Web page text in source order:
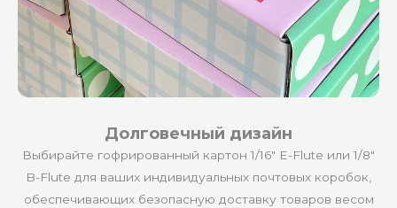
Долговечный дизайн
Выбирайте гофрированный картон 1/16″ E-Flute или 1/8″
B-Flute для ваших индивидуальных почтовых коробок,
обеспечивающих безопасную доставку товаров весом